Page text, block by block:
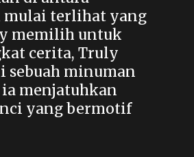
mulai terlihat yang
memilih untuk
cerita, Truly
sebuah minuman
menjatuhkan
yang bermotif